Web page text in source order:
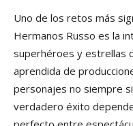
Uno de los retos más
Hermanos Russo es la
superhéroes y estrellas
aprendida de
personajes no siempre
verdadero éxito